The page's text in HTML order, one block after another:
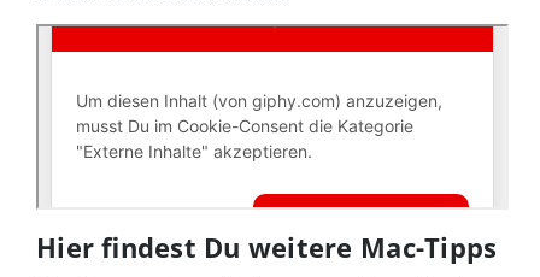
Hier findest Du weitere Mac-Tipps